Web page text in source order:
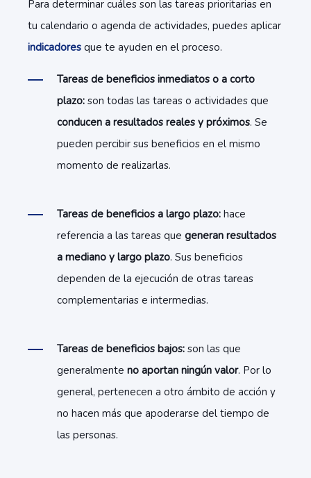
Para determinar cuáles son las tareas prioritarias en
tu calendario o agenda de actividades, puedes aplicar
indicadores que te ayuden en el proceso.
Tareas de beneficios inmediatos o a corto
plazo: son todas las tareas o actividades que
conducen a resultados reales y próximos. Se
pueden percibir sus beneficios en el mismo
momento de realizarlas.
Tareas de beneficios a largo plazo: hace
referencia a las tareas que generan resultados
a mediano y largo plazo. Sus beneficios
dependen de la ejecución de otras tareas
complementarias e intermedias.
Tareas de beneficios bajos: son las que
generalmente no aportan ningún valor. Por lo
general, pertenecen a otro ámbito de acción y
no hacen más que apoderarse del tiempo de
las personas.